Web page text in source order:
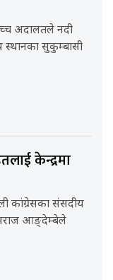
अदालतले नदी
स्थानका सुकुम्बासी
केन्द्रमा
कांग्रेसका संसदीय
आङ्देम्बेले